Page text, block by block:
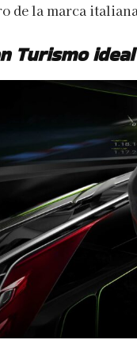
de la marca
Turismo ideal